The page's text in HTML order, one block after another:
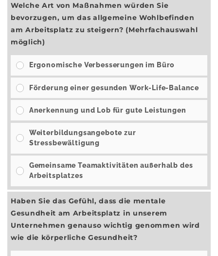
Welche Art von Maßnahmen würden Sie
bevorzugen, um das allgemeine Wohlbefinden
am Arbeitsplatz zu steigern? (Mehrfachauswahl
möglich)
Ergonomische Verbesserungen im Büro
Förderung einer gesunden Work-Life-Balance
Anerkennung und Lob für gute Leistungen
Weiterbildungsangebote zur
Stressbewältigung
Gemeinsame Teamaktivitäten außerhalb des
Arbeitsplatzes
Haben Sie das Gefühl, dass die mentale
Gesundheit am Arbeitsplatz in unserem
Unternehmen genauso wichtig genommen wird
wie die körperliche Gesundheit?